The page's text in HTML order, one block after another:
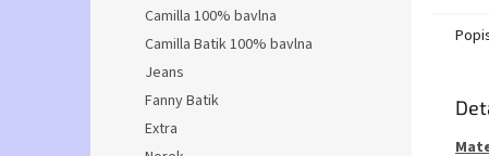
Camilla 100% bavlna
Camilla Batik 100% bavlna
Jeans
Fanny Batik
Extra